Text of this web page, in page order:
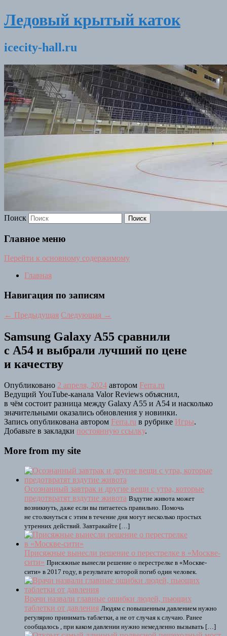
Ледовый крытый каток
icecity-hall.ru
Поиск
Главное меню
Перейти к основному содержимому
Главная
Навигация по записям
← Предыдущая Следующая →
Samsung Galaxy A55 сравнили
с A54 и выбрали лучший по цене
и качеству
Опубликовано 2 апреля, 2024 автором Ferra.ru
Ведущий YouTube-канала Valor Reviews объяснил,
в чём состоит разница между Galaxy A55 и А54 и насколько
значительными оказались обновления у новинки.
Запись опубликована автором Ferra.ru в рубрике Игры.
Добавьте в закладки постоянную ссылку.
More from my site
Осознанный завтрак и другие вещи с утра, которые
предотвратят вздутие живота Вздутие живота может
возникнуть, даже если вы питаетесь правильно. Помочь
не столкнуться с этим в течение дня могут несколько простых
утренних действий. Завтракайте […]
Присяжные вынесли решение о перестрелке в «Москве-
сити» Присяжные вынесли решение о перестрелке в «Москве-
сити» в 2017 году, в результате которой погиб один человек.
Врачи назвали главные ошибки людей, пьющих
таблетки от давления Людям с повышенным давлением нужно
регулярно принимать таблетки, а не от случая к случаю. Ранее
сообщалось , при каком давлении нужно немедленно вызывать […]